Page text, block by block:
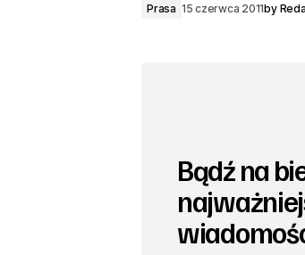
Prasa 15 czerwca 2011by
Bądź na